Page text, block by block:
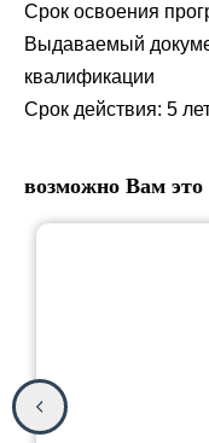
Срок освоения
Выдаваемый
квалификации
Срок действия: 5
возможно Вам это